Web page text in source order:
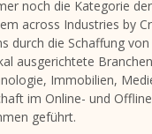
noch die Kategorie
across Industries by
durch die Schaffung
ausgerichtete
Immobilien,
im Online- und
geführt.